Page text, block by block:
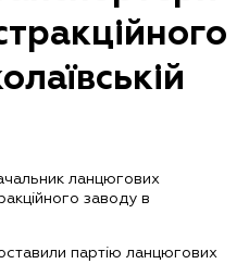
ланцюгових
заводу в
партію ланцюгових